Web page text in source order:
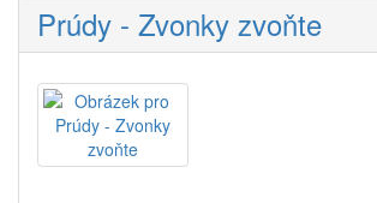
Prúdy - Zvonky zvoňte